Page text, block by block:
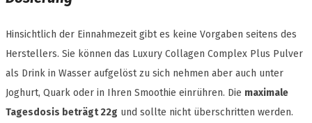
Hinsichtlich der Einnahmezeit gibt es keine Vorgaben seitens des
Herstellers. Sie können das Luxury Collagen Complex Plus Pulver
als Drink in Wasser aufgelöst zu sich nehmen aber auch unter
Joghurt, Quark oder in Ihren Smoothie einrühren. Die maximale
Tagesdosis beträgt 22g und sollte nicht überschritten werden.